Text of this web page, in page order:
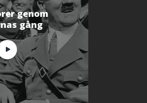
genom
gång